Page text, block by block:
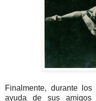
Finalmente, durante
ayuda de sus amigos